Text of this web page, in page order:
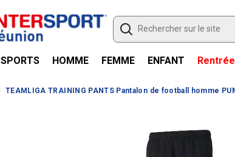
SPORTS HOMME FEMME ENFANT
TEAMLIGA TRAINING PANTS Pantalon de football homme